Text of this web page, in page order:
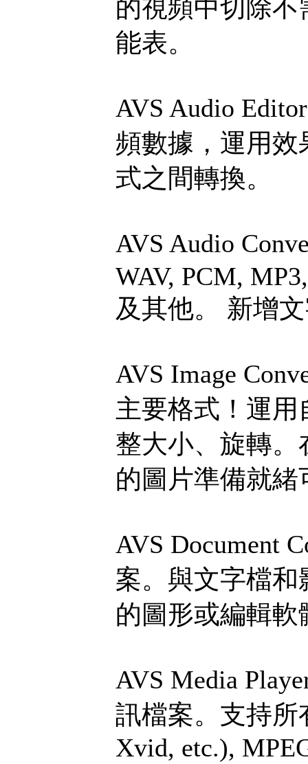
的視頻中切除
能表。
AVS Audio
頻數據，運用
式之間轉換。
AVS Audio
WAV, PCM,
及其他。 新增
AVS Image
主要格式！運
整大小、旋轉
的圖片準備就
AVS Document
案。與文字檔
的圖形或編輯軟
AVS Media
訊檔案。支持所
Xvid, etc.),